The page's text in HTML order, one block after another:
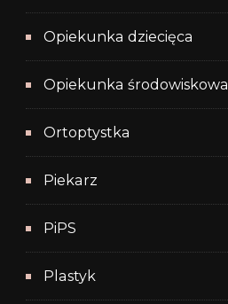
Opiekunka dziecięca
Opiekunka środowiskowa
Ortoptystka
Piekarz
PiPS
Plastyk